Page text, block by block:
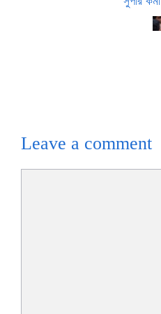
Leave a comment